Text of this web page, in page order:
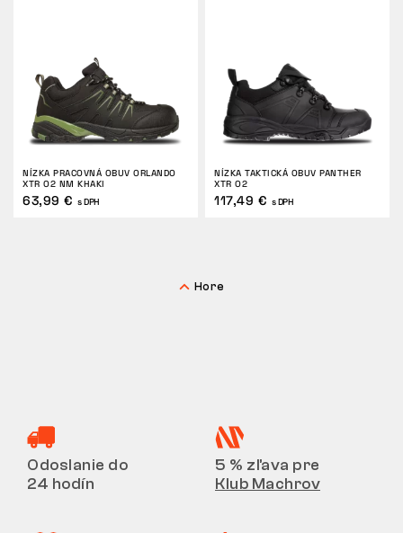
NÍZKA PRACOVNÁ OBUV ORLANDO
XTR O2 NM KHAKI
63,99 € s DPH
NÍZKA TAKTICKÁ OBUV PANTHER
XTR O2
117,49 € s DPH
Hore
Odoslanie do
24 hodín
5 % zľava pre
Klub Machrov